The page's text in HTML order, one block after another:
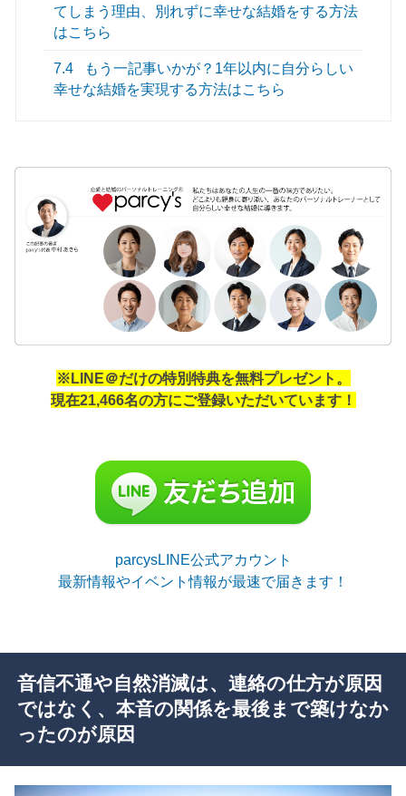
てしまう理由、別れずに幸せな結婚をする方法
はこちら
7.4
もう一記事いかが？1年以内に自分らしい
幸せな結婚を実現する方法はこちら
※LINE＠だけの特別特典を無料プレゼント。
現在21,466名の方にご登録いただいています！
parcysLINE公式アカウント
最新情報やイベント情報が最速で届きます！
音信不通や自然消滅は、連絡の仕方が原因
ではなく、本音の関係を最後まで築けなか
ったのが原因